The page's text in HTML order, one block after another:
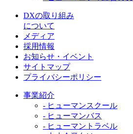
DXの取り組み
について
メディア
採用情報
お知らせ・イベント
サイトマップ
プライバシーポリシー
事業紹介
- ヒューマンスクール
- ヒューマンバス
- ヒューマントラベル